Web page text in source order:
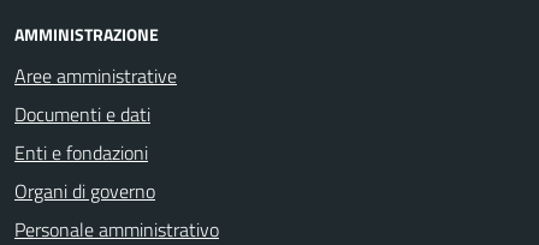
AMMINISTRAZIONE
Aree amministrative
Documenti e dati
Enti e fondazioni
Organi di governo
Personale amministrativo